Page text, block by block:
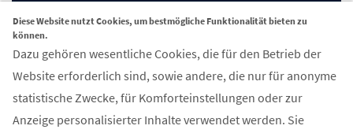
MEHR INFORMATIONEN
Kontakt
Diese Website nutzt Cookies, um bestmögliche Funktionalität bieten zu
können.
Dazu gehören wesentliche Cookies, die für den Betrieb der
Website erforderlich sind, sowie andere, die nur für anonyme
statistische Zwecke, für Komforteinstellungen oder zur
Anzeige personalisierter Inhalte verwendet werden. Sie